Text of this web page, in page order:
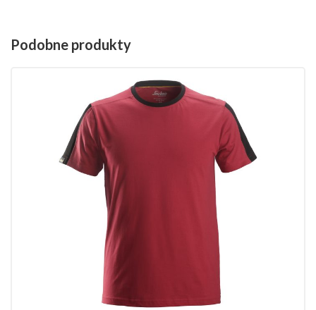
Podobne produkty